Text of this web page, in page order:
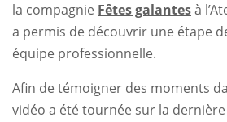
la compagnie Fêtes galantesà
a permis de découvrir une étape
équipe professionnelle.
Afin de témoigner des moments
vidéo a été tournée sur la